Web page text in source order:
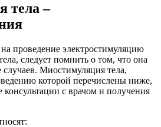
тела –
проведение электростимуляцию
следует помнить о том, что она
случаев. Миостимуляция тела,
которой перечислены ниже,
консультации с врачом и получения